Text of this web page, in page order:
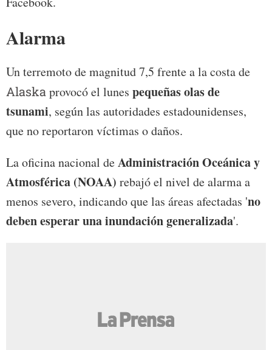
Alarma
Un terremoto de magnitud 7,5 frente a la costa de
Alaska provocó el lunes pequeñas olas de
tsunami, según las autoridades estadounidenses,
que no reportaron víctimas o daños.
La oficina nacional deAdministración Oceánica y
Atmosférica (NOAA) rebajó el nivel de alarma a
menos severo, indicando que las áreas afectadas 'no
deben esperar una inundación generalizada'.